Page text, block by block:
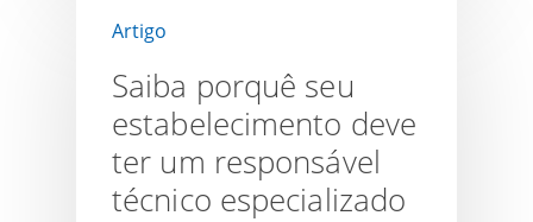
porquê
estabelecimento
deve
Artigo
Saiba porquê seu
estabelecimento deve
ter um responsável
técnico especializado